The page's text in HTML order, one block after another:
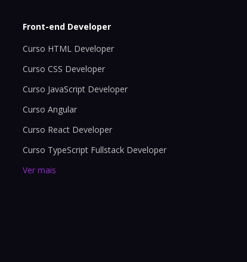
Front-end Developer
Curso HTML Developer
Curso CSS Developer
Curso JavaScript Developer
Curso Angular
Curso React Developer
Curso TypeScript Fullstack Developer
Ver mais